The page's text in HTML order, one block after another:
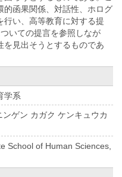
的函果関係、対話性、ホログ
行い、高等教育に対する提
いての提言を参照しなが
を見出そうとするものであ
学系
ゲン カガク ケンキュウカ
School of Human Sciences,